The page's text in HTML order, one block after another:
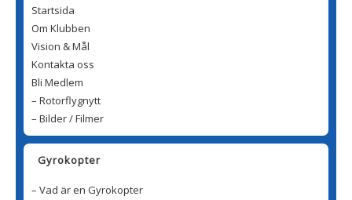
Startsida
Om Klubben
Vision & Mål
Kontakta oss
Bli Medlem
– Rotorflygnytt
– Bilder / Filmer
Gyrokopter
– Vad är en Gyrokopter